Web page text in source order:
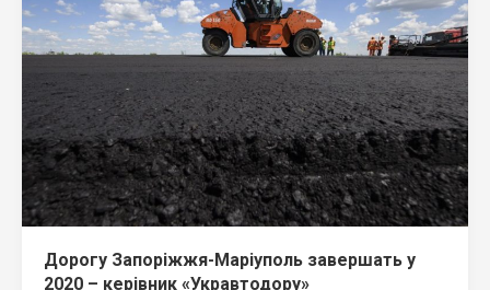
Дорогу Запоріжжя-Маріуполь завершать у
2020 – керівник «Укравтодору»